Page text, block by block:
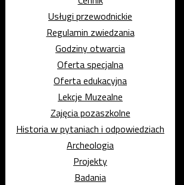
Usługi przewodnickie
Regulamin zwiedzania
Godziny otwarcia
Oferta specjalna
Oferta edukacyjna
Lekcje Muzealne
Zajęcia pozaszkolne
Historia w pytaniach i odpowiedziach
Archeologia
Projekty
Badania